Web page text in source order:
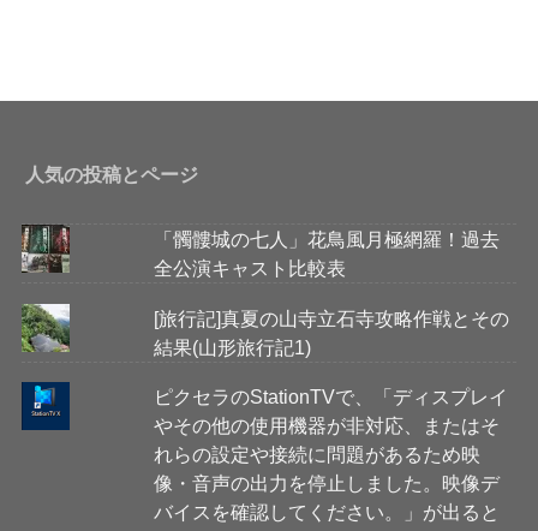
人気の投稿とページ
「髑髏城の七人」花鳥風月極網羅！過去
全公演キャスト比較表
[旅行記]真夏の山寺立石寺攻略作戦とその
結果(山形旅行記1)
ピクセラのStationTVで、「ディスプレイ
やその他の使用機器が非対応、またはそ
れらの設定や接続に問題があるため映
像・音声の出力を停止しました。映像デ
バイスを確認してください。」が出ると